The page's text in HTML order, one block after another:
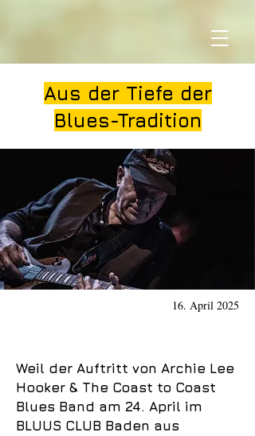
Aus der Tiefe der
Blues-Tradition
16. April 2025
Weil der Auftritt von Archie Lee
Hooker & The Coast to Coast
Blues Band am 24. April im
BLUUS CLUB Baden aus